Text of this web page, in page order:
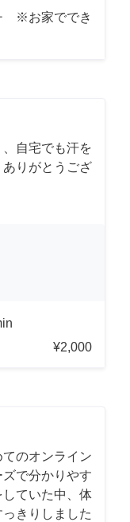
※お家ででき
自宅でも汗を
りがとうござ
¥2,000
のオンライン
で分かりやす
していた中、体
きりしました